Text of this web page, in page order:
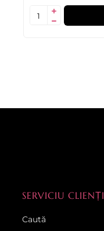
SERVICIU CLIENȚI
Caută